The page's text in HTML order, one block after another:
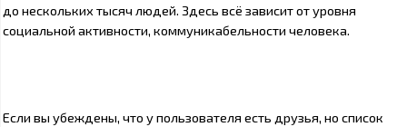
до нескольких тысяч людей. Здесь всё зависит от уровня
социальной активности, коммуникабельности человека.
Если вы убеждены, что у пользователя есть друзья, но список